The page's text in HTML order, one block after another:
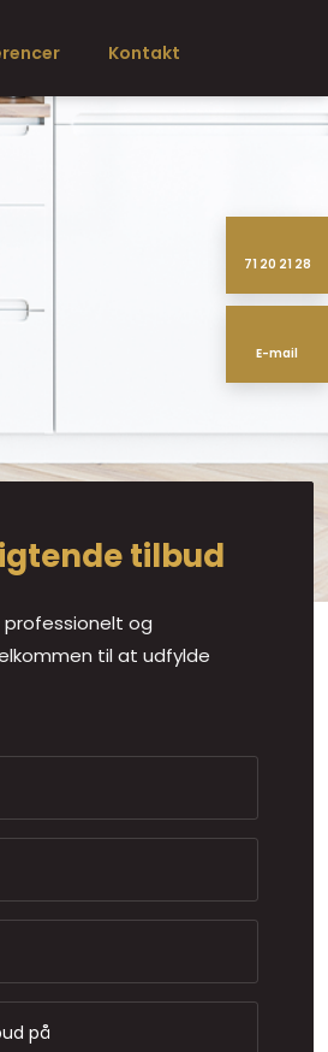
71 20 21 28​
E-mail
Kontakt
tilbud
og
til at udfylde